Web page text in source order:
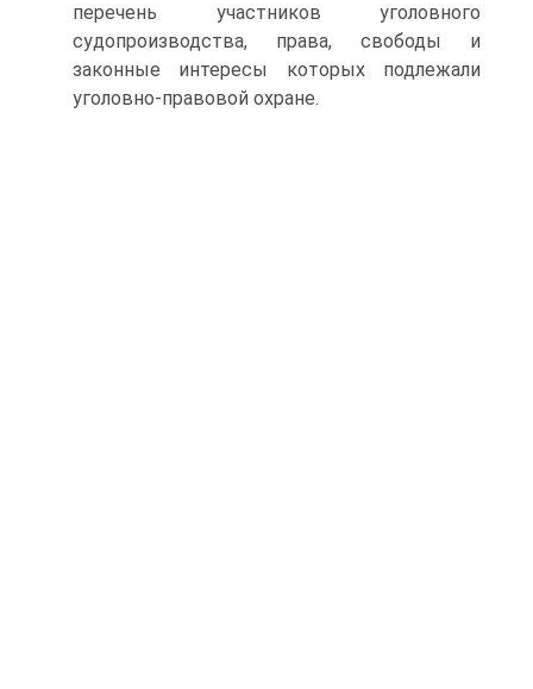
перечень участников уголовного
судопроизводства, права, свободы и
законные интересы которых подлежали
уголовно-правовой охране.